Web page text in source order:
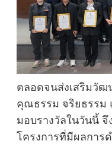
ตลอดจนส่งเสริมวั
คุณธรรม จริยธรรม
มอบรางวัลในวันนี้ จึ
โครงการที่มีผลการ